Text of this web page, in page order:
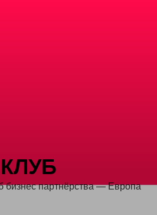
бизнес партнёрства — Европа